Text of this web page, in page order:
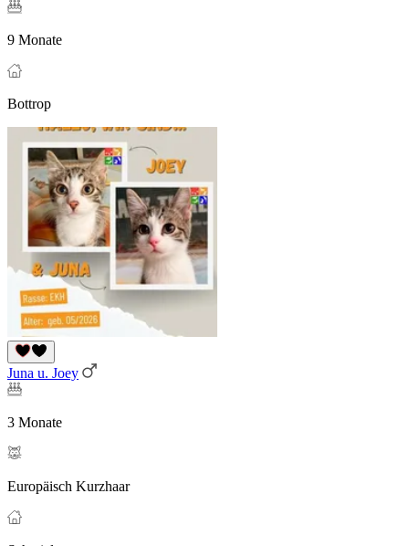
9 Monate
Bottrop
Juna u. Joey
3 Monate
Europäisch Kurzhaar